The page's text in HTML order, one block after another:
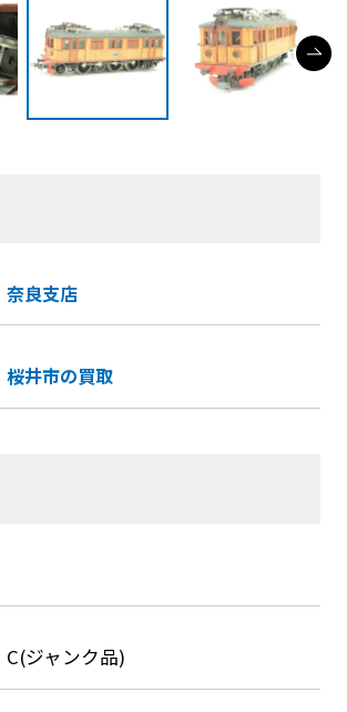
奈良支店
桜井市の買取
C(ジャンク品)